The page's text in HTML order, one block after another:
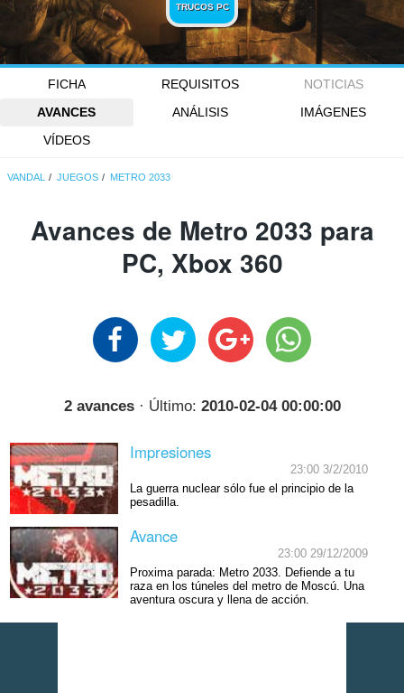
TRUCOS PC
FICHA REQUISITOS
NOTICIAS
AVANCES
ANÁLISIS
IMÁGENES
VÍDEOS
VANDAL JUEGOS METRO 2033
Avances de Metro 2033 para
PC, Xbox 360
2 avances· Último: 2010-02-04 00:00:00
Impresiones
23:00 3/2/2010
La guerra nuclear sólo fue el principio de la
pesadilla.
Avance
23:00 29/12/2009
Proxima parada: Metro 2033. Defiende a tu
raza en los túneles del metro de Moscú. Una
aventura oscura y llena de acción.